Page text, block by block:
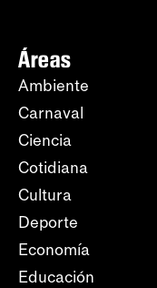
Áreas
Ambiente
Carnaval
Ciencia
Cotidiana
Cultura
Deporte
Economía
Educación